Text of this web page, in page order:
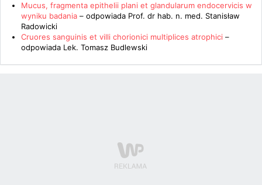
Mucus, fragmenta epithelii plani et glandularum endocervicis w
wyniku badania – odpowiada Prof. dr hab. n. med. Stanisław
Radowicki
Cruores sanguinis et villi chorionici multiplices atrophici –
odpowiada Lek. Tomasz Budlewski